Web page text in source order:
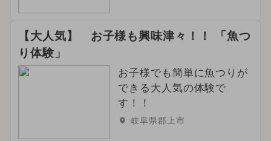
【大人気】 お子様も興味津々！！ 「魚つ
り体験」
お子様でも簡単に魚つりが
できる大人気の体験で
す！！
岐阜県郡上市